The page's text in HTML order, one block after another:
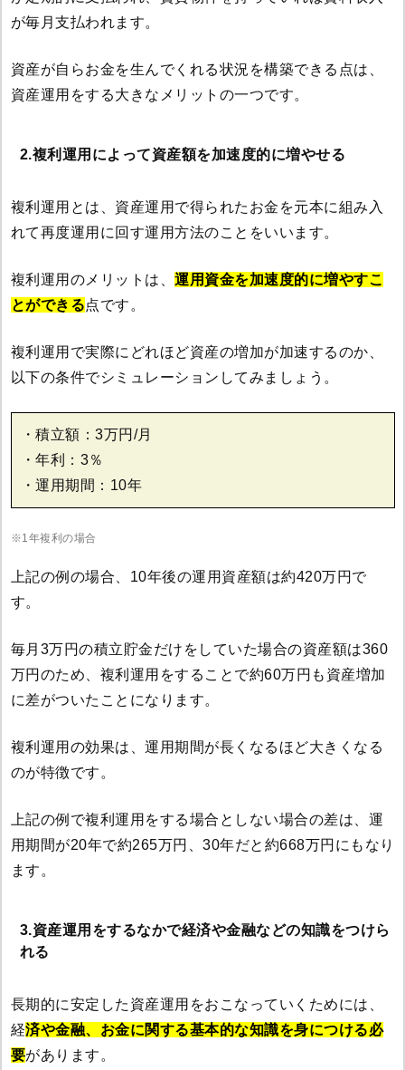
が毎月支払われます。
資産が自らお金を生んでくれる状況を構築できる点は、
資産運用をする大きなメリットの一つです。
2.複利運用によって資産額を加速度的に増やせる
複利運用とは、資産運用で得られたお金を元本に組み入
れて再度運用に回す運用方法のことをいいます。
複利運用のメリットは、 運用資金を加速度的に増やすこ
とができる点です。
複利運用で実際にどれほど資産の増加が加速するのか、
以下の条件でシミュレーションしてみましょう。
・積立額：3万円/月
・年利：3％
・運用期間：10年
※1年複利の場合
上記の例の場合、10年後の運用資産額は約420万円で
す。
毎月3万円の積立貯金だけをしていた場合の資産額は360
万円のため、複利運用をすることで約60万円も資産増加
に差がついたことになります。
複利運用の効果は、運用期間が長くなるほど大きくなる
のが特徴です。
上記の例で複利運用をする場合としない場合の差は、運
用期間が20年で約265万円、30年だと約668万円にもなり
ます。
3.資産運用をするなかで経済や金融などの知識をつけら
れる
長期的に安定した資産運用をおこなっていくためには、
経済や金融、お金に関する基本的な知識を身につける必
要があります。